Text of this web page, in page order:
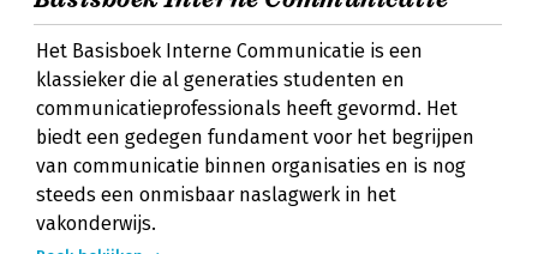
Het Basisboek Interne Communicatie is een
klassieker die al generaties studenten en
communicatieprofessionals heeft gevormd. Het
biedt een gedegen fundament voor het begrijpen
van communicatie binnen organisaties en is nog
steeds een onmisbaar naslagwerk in het
vakonderwijs.